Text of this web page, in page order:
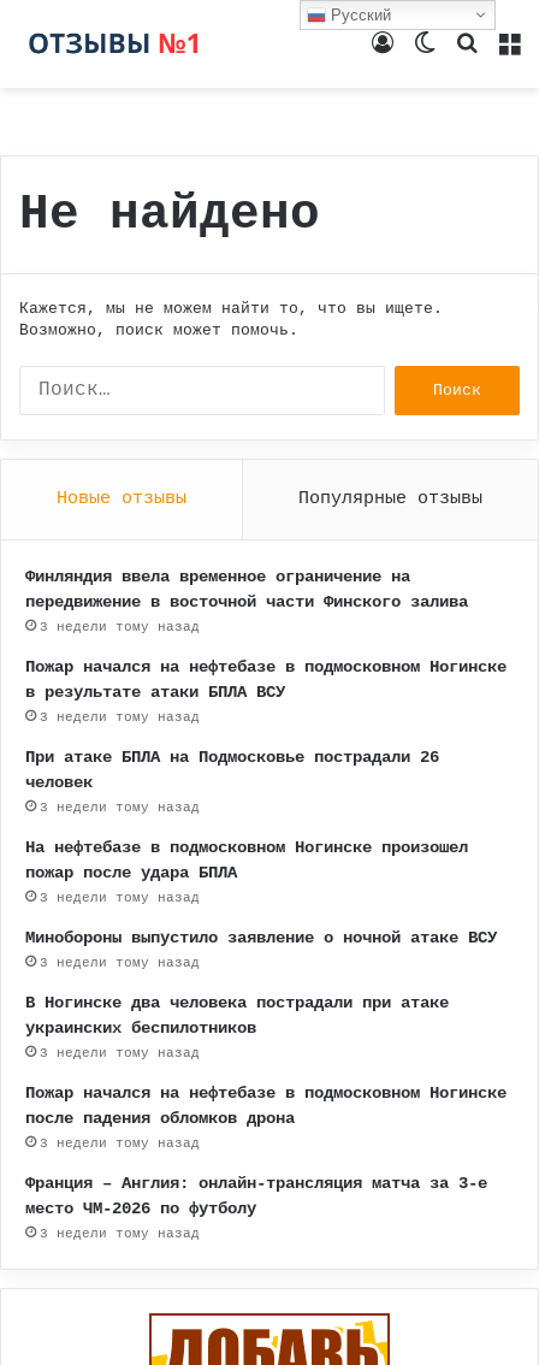
Поиск
Switch
Войти
Не найдено
Кажется, мы не можем найти то, что вы ищете.
Возможно, поиск может помочь.
Новые отзывы Популярные отзывы
Финляндия ввела временное ограничение на
передвижение в восточной части Финского залива
3 недели тому назад
Пожар начался на нефтебазе в подмосковном Ногинске
в результате атаки БПЛА ВСУ
3 недели тому назад
При атаке БПЛА на Подмосковье пострадали 26
человек
3 недели тому назад
На нефтебазе в подмосковном Ногинске произошел
пожар после удара БПЛА
3 недели тому назад
Минобороны выпустило заявление о ночной атаке ВСУ
3 недели тому назад
В Ногинске два человека пострадали при атаке
украинских беспилотников
3 недели тому назад
Пожар начался на нефтебазе в подмосковном Ногинске
после падения обломков дрона
3 недели тому назад
Франция – Англия: онлайн-трансляция матча за 3-е
место ЧМ-2026 по футболу
3 недели тому назад
Русский